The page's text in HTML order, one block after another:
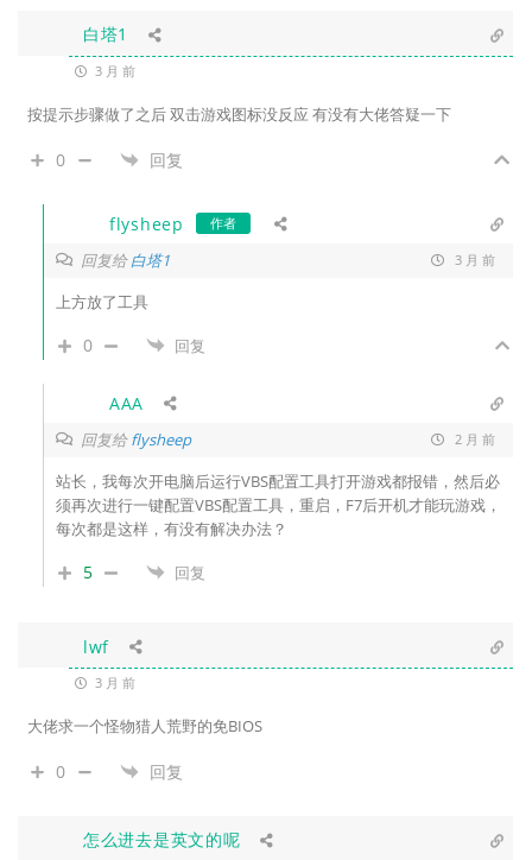
白塔1
3 月 前
按提示步骤做了之后 双击游戏图标没反应 有没有大佬答疑一下
0 回复
flysheep 作者
回复给白塔1 3 月 前
上方放了工具
0 回复
AAA
回复给flysheep 2 月 前
站长，我每次开电脑后运行VBS配置工具打开游戏都报错，然后必
须再次进行一键配置VBS配置工具，重启，F7后开机才能玩游戏，
每次都是这样，有没有解决办法？
5 回复
lwf
3 月 前
大佬求一个怪物猎人荒野的免BIOS
0 回复
怎么进去是英文的呢